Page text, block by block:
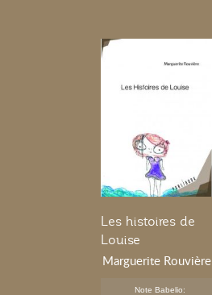
Les histoires de
Louise
Marguerite Rouvière
Note Babelio: